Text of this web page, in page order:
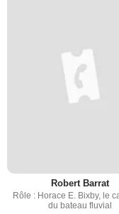
Robert Barrat
Rôle : Horace E. Bixby, le
du bateau fluvial